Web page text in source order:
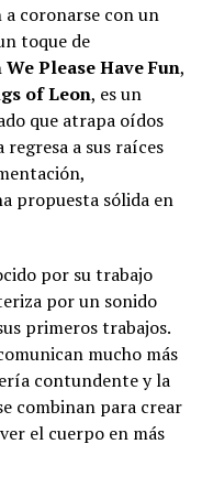
a coronarse con un
toque de
We Please Have Fun,
of Leon, es un
que atrapa oídos
regresa a sus raíces
propuesta sólida en
por su trabajo
por un sonido
primeros trabajos.
mucho más
contundente y la
combinan para crear
el cuerpo en más